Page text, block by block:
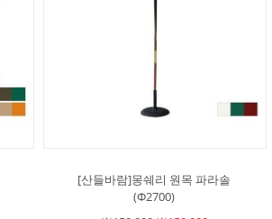
[산들바람]몽쉐리 원목 파라솔
(Φ2700)